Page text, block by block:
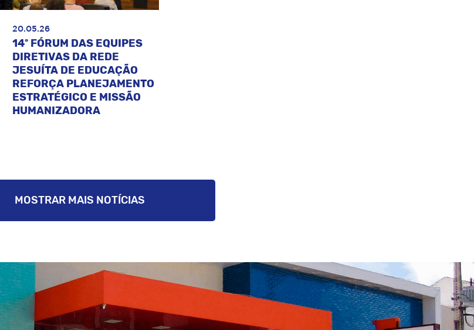
20.05.26
14º FÓRUM DAS EQUIPES
DIRETIVAS DA REDE
JESUÍTA DE EDUCAÇÃO
REFORÇA PLANEJAMENTO
ESTRATÉGICO E MISSÃO
HUMANIZADORA
MOSTRAR MAIS NOTÍCIAS